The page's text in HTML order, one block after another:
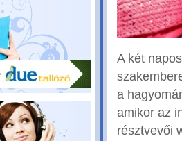
A két
a
amikor az
résztvevői